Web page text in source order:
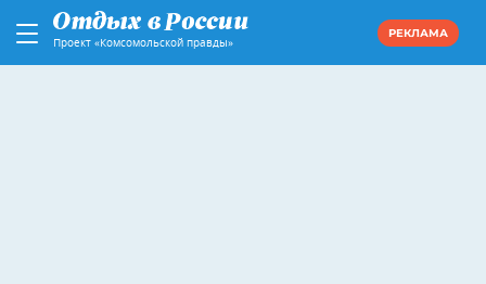
Проект «Комсомольской правды»
РЕКЛАМА